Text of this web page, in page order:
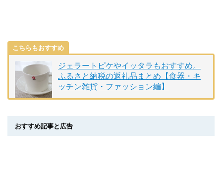
こちらもおすすめ
ジェラートピケやイッタラもおすすめ。
ふるさと納税の返礼品まとめ【食器・キ
ッチン雑貨・ファッション編】
おすすめ記事と広告